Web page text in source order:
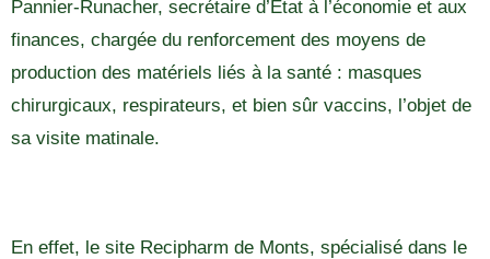
Pannier-Runacher, secrétaire d’Etat à l’économie et aux
finances, chargée du renforcement des moyens de
production des matériels liés à la santé : masques
chirurgicaux, respirateurs, et bien sûr vaccins, l’objet de
sa visite matinale.
En effet, le site Recipharm de Monts, spécialisé dans le